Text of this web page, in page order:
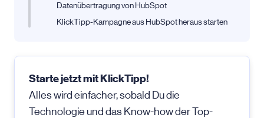
Datenübertragung von HubSpot
KlickTipp-Kampagne aus HubSpot heraus starten
Starte jetzt mit KlickTipp!
Alles wird einfacher, sobald Du die
Technologie und das Know-how der Top-